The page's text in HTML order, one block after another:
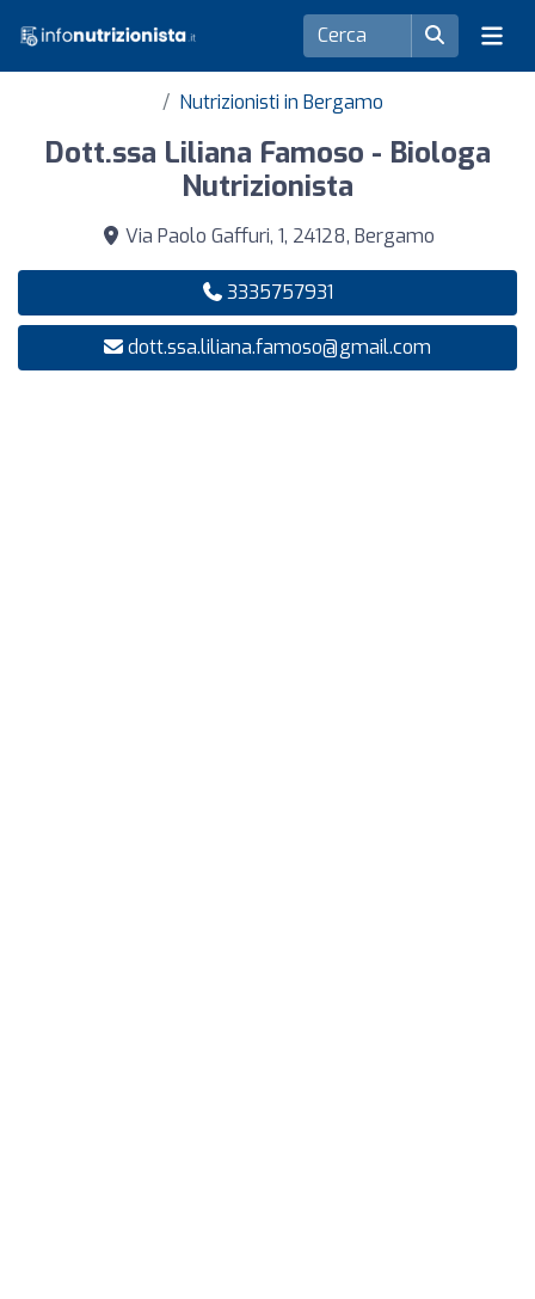
Nutrizionisti in Bergamo
Dott.ssa Liliana Famoso - Biologa
Nutrizionista
Via Paolo Gaffuri, 1, 24128, Bergamo
3335757931
dott.ssa.liliana.famoso@gmail.com